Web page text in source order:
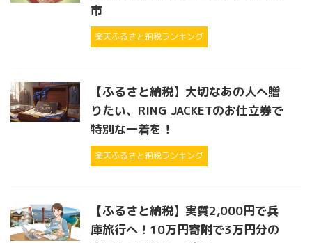
市
楽天ふるさと納税ランキング
【ふるさと納税】大切なあの人へ贈
りたい、RING JACKETのお仕立券で
特別な一着を！
楽天ふるさと納税ランキング
【ふるさと納税】実質2,000円で兵
庫旅行へ！10万円寄附で3万円分の